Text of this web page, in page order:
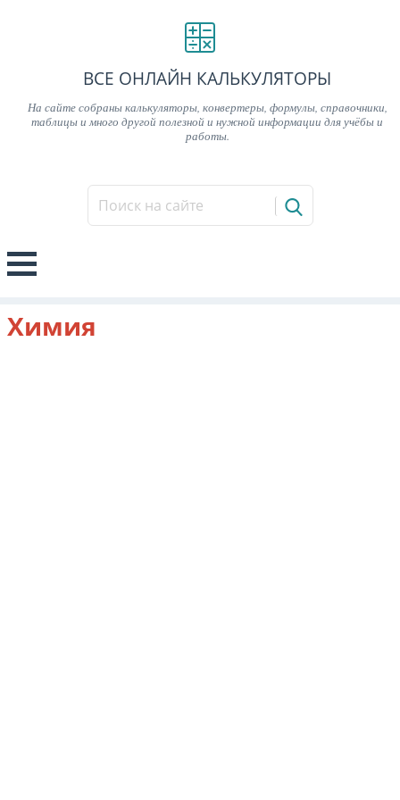
ВСЕ ОНЛАЙН КАЛЬКУЛЯТОРЫ
На сайте собраны калькуляторы, конвертеры, формулы, справочники,
таблицы и много другой полезной и нужной информации для учёбы и
работы.
Химия